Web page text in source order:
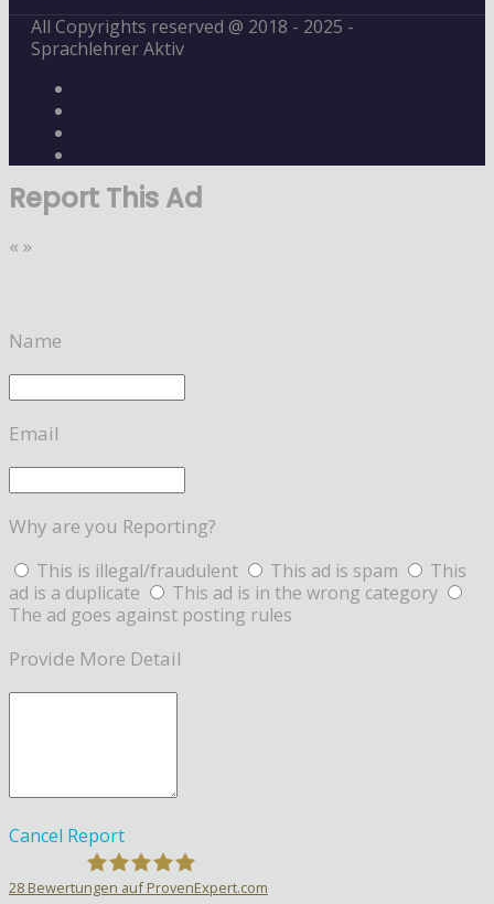
All Copyrights reserved @ 2018 - 2025 -
Sprachlehrer Aktiv
Report This Ad
« »
Name
Email
Why are you Reporting?
This is illegal/fraudulent This ad is spam
This
ad is a duplicate
This ad is in the wrong category
The ad goes against posting rules
Provide More Detail
Cancel Report
28 Bewertungen auf ProvenExpert.com